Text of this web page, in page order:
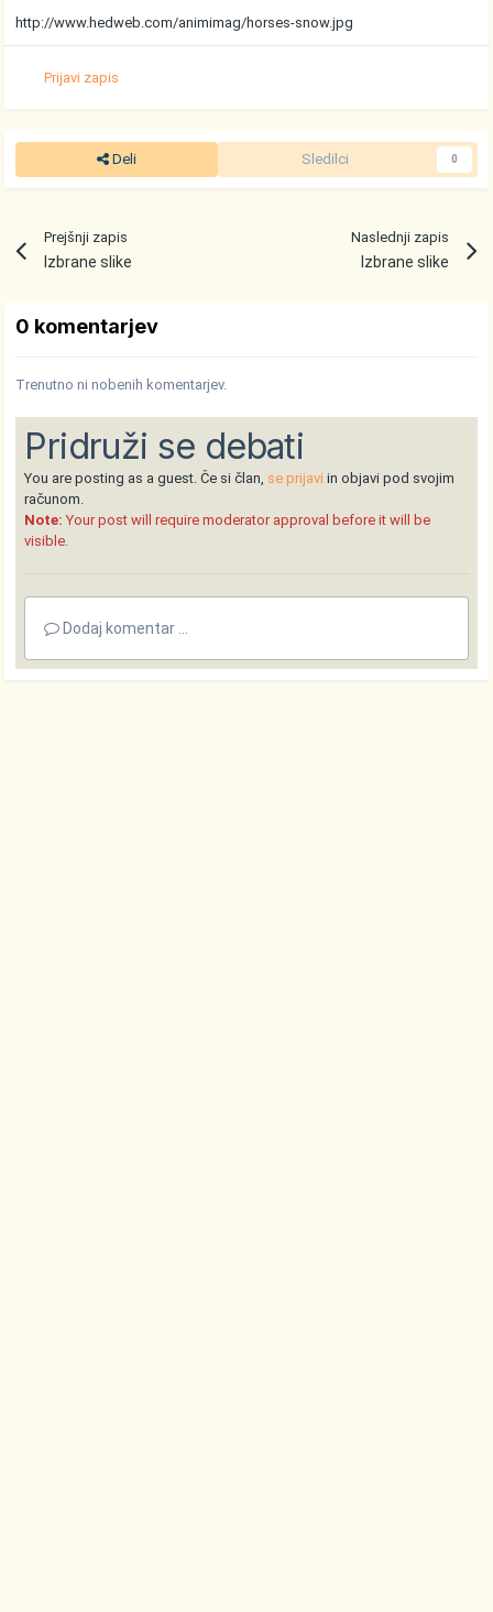
http://www.hedweb.com/animimag/horses-snow.jpg
Prijavi zapis
Deli Sledilci 0
Prejšnji zapis
Izbrane slike
Naslednji zapis
Izbrane slike
0 komentarjev
Trenutno ni nobenih komentarjev.
Pridruži se debati
You are posting as a guest. Če si član, se prijavi in objavi pod svojim
računom.
Note: Your post will require moderator approval before it will be
visible.
Dodaj komentar ...